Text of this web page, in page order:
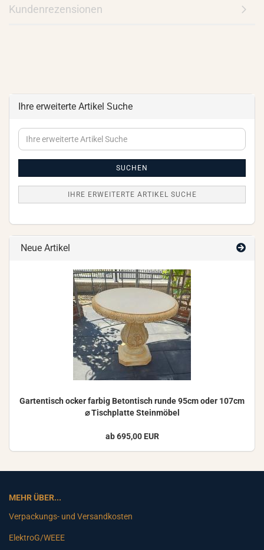
Kundenrezensionen
Ihre erweiterte Artikel Suche
Ihre
erweiterte
SUCHEN
IHRE ERWEITERTE ARTIKEL SUCHE
Neue Artikel
Gar­ten­tisch ocker far­big Be­ton­tisch runde 95cm oder 107cm
⌀ Tisch­plat­te Stein­mö­bel
ab 695,00 EUR
MEHR ÜBER...
Verpackungs- und Versandkosten
ElektroG/WEEE